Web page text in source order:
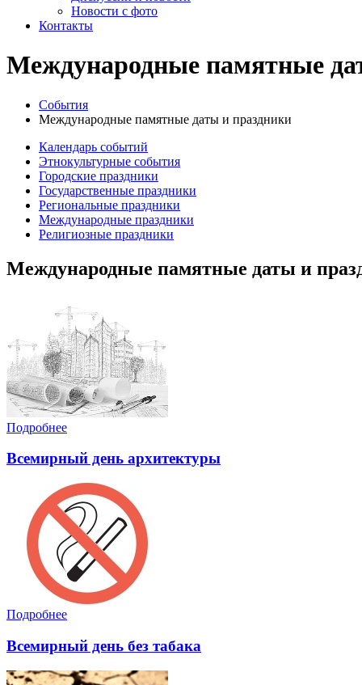
Новости с фото
Контакты
Международные памятные
События
Международные памятные даты и праздники
Календарь событий
Этнокультурные события
Городские праздники
Государственные праздники
Региональные праздники
Международные праздники
Религиозные праздники
Международные памятные даты и
Подробнее
Всемирный день архитектуры
Подробнее
Всемирный день без табака